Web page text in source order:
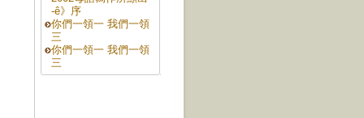
-ê》序
你們一領一 我們一領
三
你們一領一 我們一領
三